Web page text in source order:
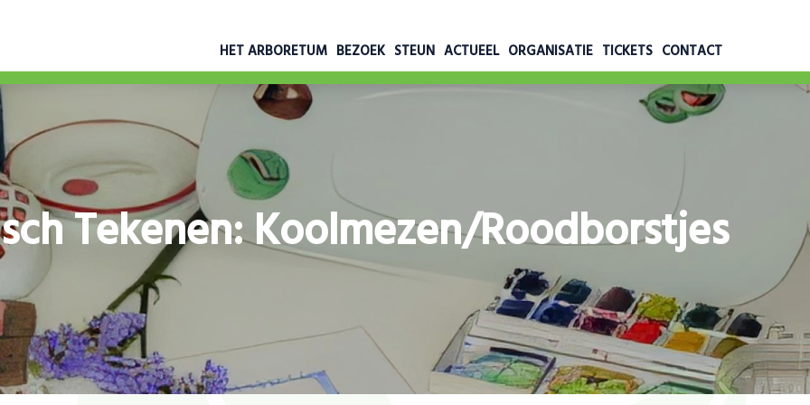
HET ARBORETUM BEZOEK STEUN ACTUEEL ORGANISATIE TICKETS CONTACT
Tekenen: Koolmezen/roodborstjes